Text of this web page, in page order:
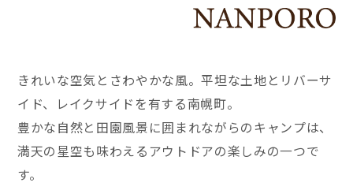
きれいな空気とさわやかな風。平坦な土地とリバーサ
イド、レイクサイドを有する南幌町。
豊かな自然と田園風景に囲まれながらのキャンプは、
満天の星空も味わえるアウトドアの楽しみの一つで
す。